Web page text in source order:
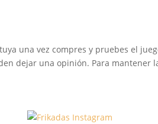
una vez compres y pruebes el
dejar una opinión. Para